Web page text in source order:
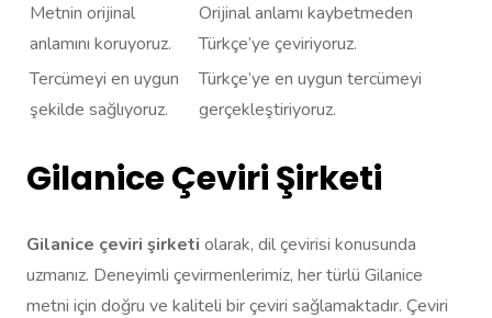
Metnin orijinal
anlamını koruyoruz.
Orijinal anlamı kaybetmeden
Türkçe’ye çeviriyoruz.
Tercümeyi en uygun
şekilde sağlıyoruz.
Türkçe’ye en uygun tercümeyi
gerçekleştiriyoruz.
Gilanice Çeviri Şirketi
Gilanice çeviri şirketi olarak, dil çevirisi konusunda
uzmanız. Deneyimli çevirmenlerimiz, her türlü Gilanice
metni için doğru ve kaliteli bir çeviri sağlamaktadır. Çeviri